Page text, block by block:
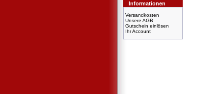
Informationen
Versandkosten
Unsere AGB
Gutschein einlösen
Ihr Account